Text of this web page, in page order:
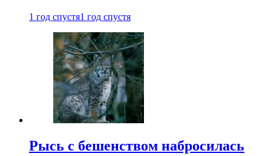
1 год спустя1 год спустя
Рысь с бешенством набросилась